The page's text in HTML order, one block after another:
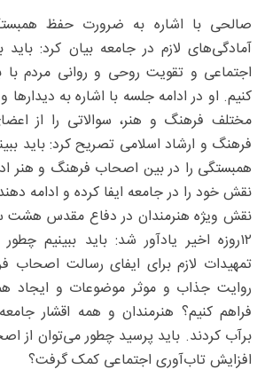
صالحی با اشاره به ضرورت حفظ
آمادگی‌های لازم در جامعه بیان کرد: باید
اجتماعی و تقویت روحی و روانی مردم با
کنیم. او در ادامه جلسه با اشاره به
مختلف فرهنگ و هنر، سوالاتی را از
فرهنگ و ارشاد اسلامی تصریح کرد: باید
همبستگی را در بین اصحاب فرهنگ و هنر
نقش خود را در جامعه ایفا کرده و ادامه
نقش ویژه هنرمندان در دفاع مقدس هشت
۱۲‌روزه اخیر یادآور شد: باید ببینیم
تمهیدات لازم برای ایفای رسالت اصحاب
روایت جذاب و موثر موضوعات و ایجاد
فراهم کنیم؟ هنرمندان و همه اقشار
برآب کردند. باید پرسید چطور می‌توان از
افزایش تاب‌آوری اجتماعی کمک گرفت؟